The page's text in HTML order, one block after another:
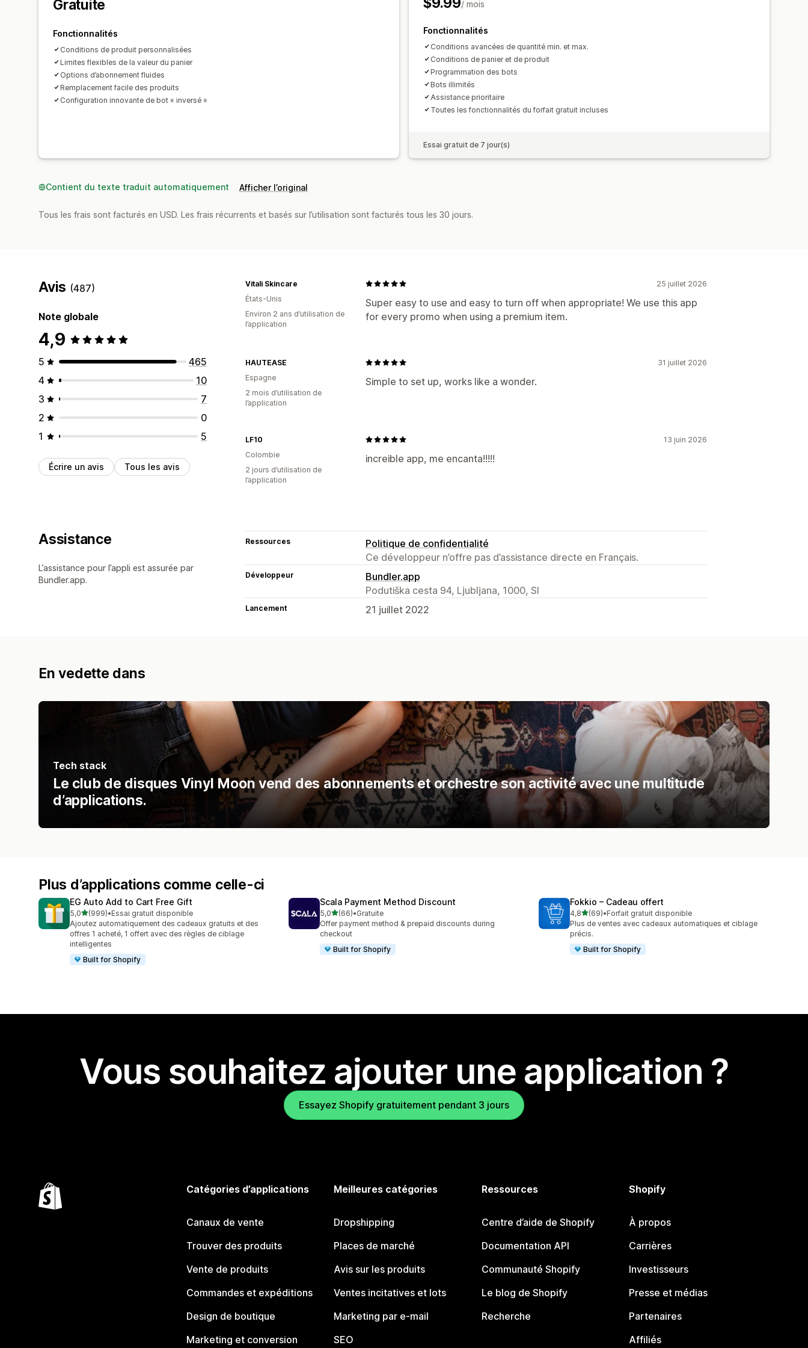
Gratuite
Fonctionnalités
Conditions de produit personnalisées
Limites flexibles de la valeur du panier
Options d’abonnement fluides
Remplacement facile des produits
Configuration innovante de bot « inversé »
/ mois
Fonctionnalités
Conditions avancées de quantité min. et max.
Conditions de panier et de produit
Programmation des bots
Bots illimités
Assistance prioritaire
Toutes les fonctionnalités du forfait gratuit incluses
Essai gratuit de 7 jour(s)
Contient du texte traduit automatiquement Afficher l’original
Tous les frais sont facturés en USD. Les frais récurrents et basés sur l’utilisation sont facturés tous les 30 jours.
Avis (487)
Note globale
4,9
5
465
4
10
3
7
2
0
1
5
Écrire un avis Tous les avis
25 juillet 2026
Super easy to use and easy to turn off when appropriate! We use this app
for every promo when using a premium item.
Vitali Skincare
États-Unis
Environ 2 ans d’utilisation de
l’application
31 juillet 2026
Simple to set up, works like a wonder.
HAUTEASE
Espagne
2 mois d’utilisation de
l’application
13 juin 2026
increible app, me encanta!!!!!
LF10
Colombie
2 jours d’utilisation de
l’application
Assistance
L’assistance pour l’appli est assurée par
Bundler.app.
Ressources
Politique de confidentialité
Ce développeur n’offre pas d’assistance directe en Français.
Développeur
Bundler.app
Podutiška cesta 94, Ljubljana, 1000, SI
Lancement 21 juillet 2022
En vedette dans
Tech stack
Le club de disques Vinyl Moon vend des abonnements et orchestre son activité avec une multitude
d’applications.
Plus d’applications comme celle-ci
EG Auto Add to Cart Free Gift
5,0étoile(s) sur 5
(999)
999 avis au total
•Essai gratuit disponible
Ajoutez automatiquement des cadeaux gratuits et des
offres 1 acheté, 1 offert avec des règles de ciblage
intelligentes
Built for Shopify
Scala Payment Method Discount
5,0étoile(s) sur 5
(66)
66 avis au total
•Gratuite
Offer payment method & prepaid discounts during
checkout
Built for Shopify
Fokkio – Cadeau offert
4,8étoile(s) sur 5
(69)
69 avis au total
•Forfait gratuit disponible
Plus de ventes avec cadeaux automatiques et ciblage
précis.
Built for Shopify
Vous souhaitez ajouter une application ?
Essayez Shopify gratuitement pendant 3 jours
Catégories d’applications
Canaux de vente
Trouver des produits
Vente de produits
Commandes et expéditions
Design de boutique
Marketing et conversion
Meilleures catégories
Dropshipping
Places de marché
Avis sur les produits
Ventes incitatives et lots
Marketing par e-mail
SEO
Ressources
Centre d’aide de Shopify
Documentation API
Communauté Shopify
Le blog de Shopify
Recherche
Shopify
À propos
Carrières
Investisseurs
Presse et médias
Partenaires
Affiliés